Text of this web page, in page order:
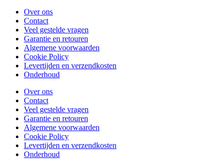
Over ons
Contact
Veel gestelde vragen
Garantie en retouren
Algemene voorwaarden
Cookie Policy
Levertijden en verzendkosten
Onderhoud
Over ons
Contact
Veel gestelde vragen
Garantie en retouren
Algemene voorwaarden
Cookie Policy
Levertijden en verzendkosten
Onderhoud